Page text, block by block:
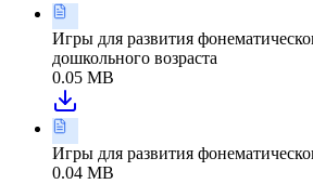
Игры для развития
дошкольного возраста
0.05 MB
Игры для развития
0.04 MB